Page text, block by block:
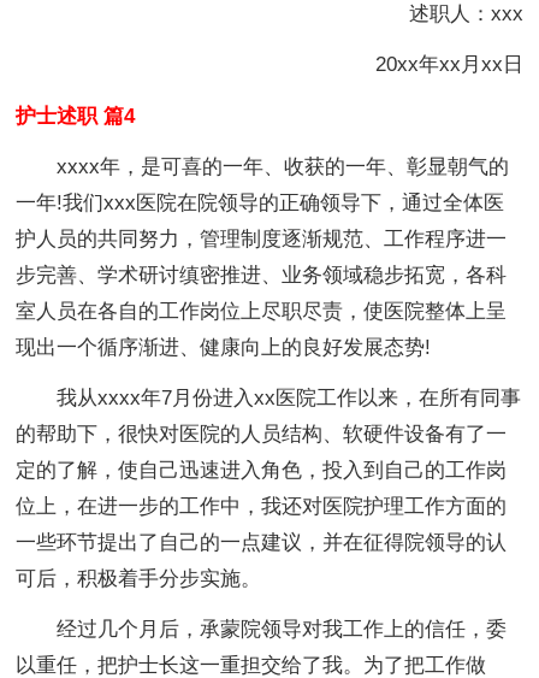
述职人：xxx
20xx年xx月xx日
护士述职 篇4
xxxx年，是可喜的一年、收获的一年、彰显朝气的
一年!我们xxx医院在院领导的正确领导下，通过全体医
护人员的共同努力，管理制度逐渐规范、工作程序进一
步完善、学术研讨缜密推进、业务领域稳步拓宽，各科
室人员在各自的工作岗位上尽职尽责，使医院整体上呈
现出一个循序渐进、健康向上的良好发展态势!
我从xxxx年7月份进入xx医院工作以来，在所有同事
的帮助下，很快对医院的人员结构、软硬件设备有了一
定的了解，使自己迅速进入角色，投入到自己的工作岗
位上，在进一步的工作中，我还对医院护理工作方面的
一些环节提出了自己的一点建议，并在征得院领导的认
可后，积极着手分步实施。
经过几个月后，承蒙院领导对我工作上的信任，委
以重任，把护士长这一重担交给了我。为了把工作做